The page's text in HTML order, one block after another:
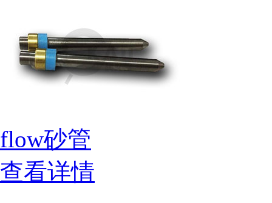
flow砂管
查看详情